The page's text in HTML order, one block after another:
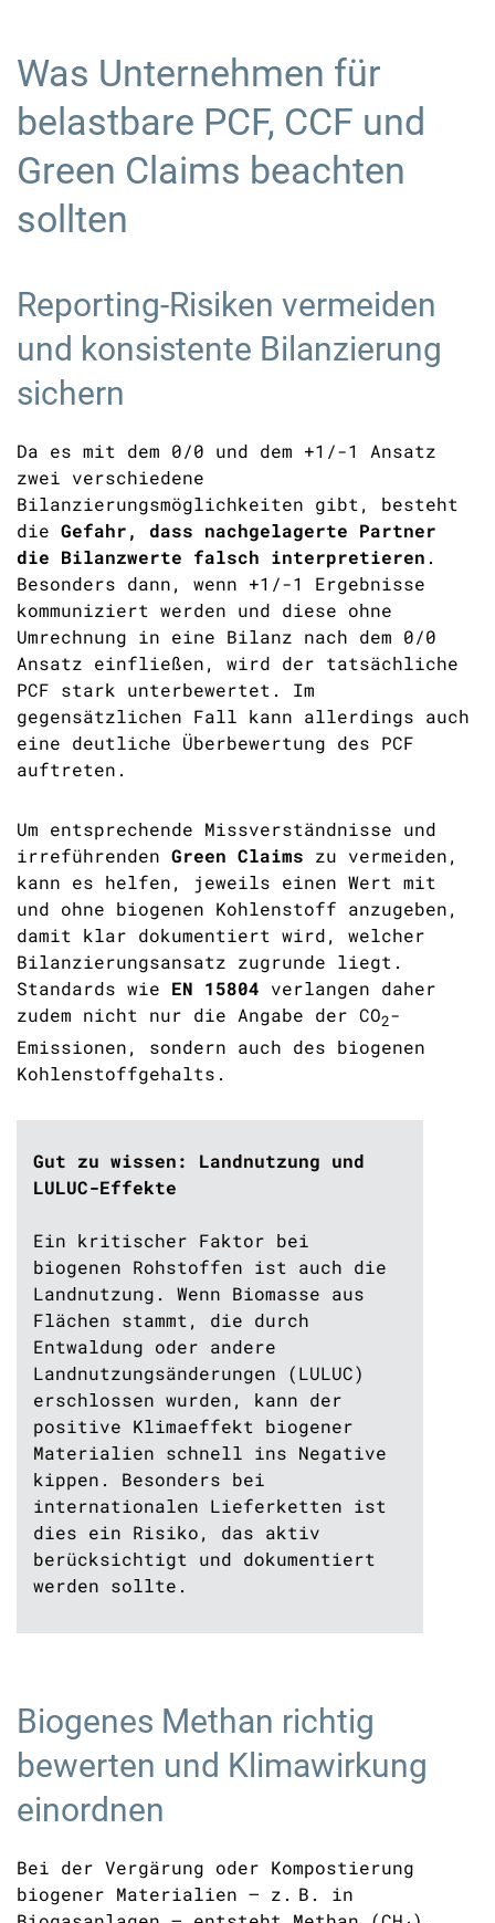
Was Unternehmen für
belastbare PCF, CCF und
Green Claims beachten
sollten
Reporting-Risiken vermeiden
und konsistente Bilanzierung
sichern
Da es mit dem 0/0 und dem +1/-1 Ansatz
zwei verschiedene
Bilanzierungsmöglichkeiten gibt, besteht
die Gefahr, dass nachgelagerte Partner
die Bilanzwerte falsch interpretieren .
Besonders dann, wenn +1/-1 Ergebnisse
kommuniziert werden und diese ohne
Umrechnung in eine Bilanz nach dem 0/0
Ansatz einfließen, wird der tatsächliche
PCF stark unterbewertet. Im
gegensätzlichen Fall kann allerdings auch
eine deutliche Überbewertung des PCF
auftreten.
Um entsprechende Missverständnisse und
irreführenden Green Claims zu vermeiden,
kann es helfen, jeweils einen Wert mit
und ohne biogenen Kohlenstoff anzugeben,
damit klar dokumentiert wird, welcher
Bilanzierungsansatz zugrunde liegt.
Standards wie EN 15804 verlangen daher
zudem nicht nur die Angabe der CO2-
Emissionen, sondern auch des biogenen
Kohlenstoffgehalts.
Gut zu wissen: Landnutzung und
LULUC-Effekte
Ein kritischer Faktor bei
biogenen Rohstoffen ist auch die
Landnutzung. Wenn Biomasse aus
Flächen stammt, die durch
Entwaldung oder andere
Landnutzungsänderungen (LULUC)
erschlossen wurden, kann der
positive Klimaeffekt biogener
Materialien schnell ins Negative
kippen. Besonders bei
internationalen Lieferketten ist
dies ein Risiko, das aktiv
berücksichtigt und dokumentiert
werden sollte.
Biogenes Methan richtig
bewerten und Klimawirkung
einordnen
Bei der Vergärung oder Kompostierung
biogener Materialien – z. B. in